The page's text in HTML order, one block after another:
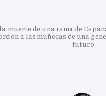
muerte de una rama de
a las muñecas de una
futuro